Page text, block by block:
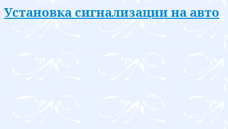
Установка сигнализации на авто